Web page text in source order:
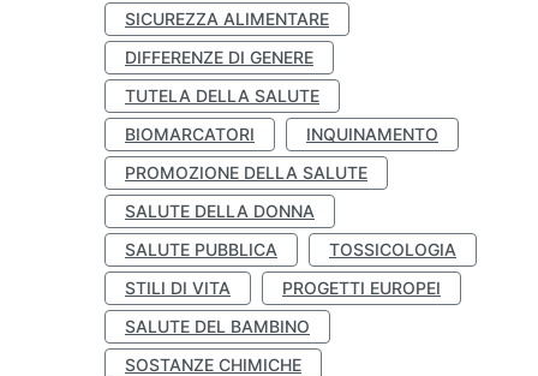
SICUREZZA ALIMENTARE
DIFFERENZE DI GENERE
TUTELA DELLA SALUTE
BIOMARCATORI
INQUINAMENTO
PROMOZIONE DELLA SALUTE
SALUTE DELLA DONNA
SALUTE PUBBLICA
TOSSICOLOGIA
STILI DI VITA
PROGETTI EUROPEI
SALUTE DEL BAMBINO
SOSTANZE CHIMICHE